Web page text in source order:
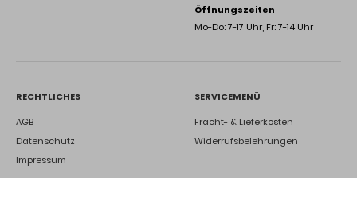
Öffnungszeiten
Mo-Do: 7-17 Uhr, Fr: 7-14 Uhr
RECHTLICHES
AGB
Datenschutz
Impressum
SERVICEMENÜ
Fracht- & Lieferkosten
Widerrufsbelehrungen